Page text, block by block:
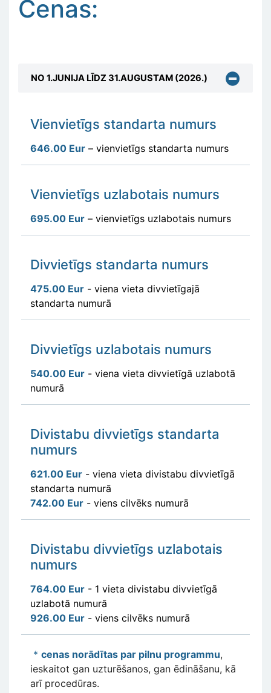
Cenas:
NO 1.JUNIJA LĪDZ 31.AUGUSTAM (2026.)
Vienvietīgs standarta numurs
646.00 Eur – vienvietīgs standarta numurs
Vienvietīgs uzlabotais numurs
695.00 Eur – vienvietīgs uzlabotais numurs
Divvietīgs standarta numurs
475.00 Eur - viena vieta divvietīgajā
standarta numurā
Divvietīgs uzlabotais numurs
540.00 Eur - viena vieta divvietīgā uzlabotā
numurā
Divistabu divvietīgs standarta
numurs
621.00 Eur - viena vieta divistabu divvietīgā
standarta numurā
742.00 Eur - viens cilvēks numurā
Divistabu divvietīgs uzlabotais
numurs
764.00 Eur - 1 vieta divistabu divvietīgā
uzlabotā numurā
926.00 Eur - viens cilvēks numurā
* cenas norādītas par pilnu programmu,
ieskaitot gan uzturēšanos, gan ēdināšanu, kā
arī procedūras.